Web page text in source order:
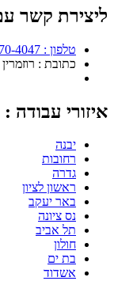
ליצירת קשר
טלפון : 052-670-4047
כתובת : רוזמרין 11 יבנה
איזורי עבודה :
יבנה
רחובות
גדרה
ראשון לציון
באר יעקב
נס ציונה
תל אביב
חולון
בת ים
אשדוד